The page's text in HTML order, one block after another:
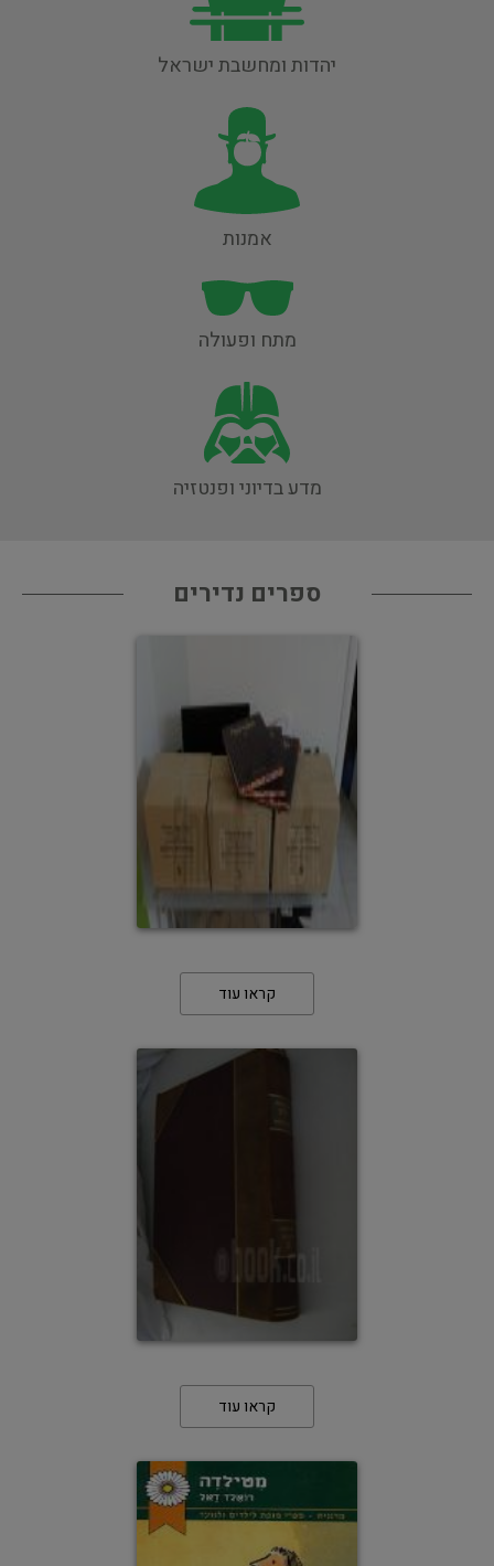
יהדות ומחשבת ישראל
אמנות
מתח ופעולה
מדע בדיוני ופנטזיה
ספרים נדירים
קראו עוד
קראו עוד